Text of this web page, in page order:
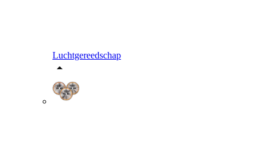
Luchtgereedschap